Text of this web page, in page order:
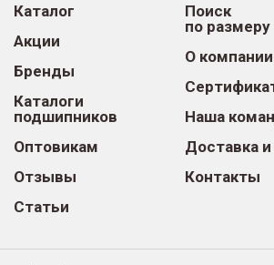
Каталог
Акции
Бренды
Каталоги
подшипников
Оптовикам
Отзывы
Статьи
Поиск
по размеру
О компании
Наша
Доставка и
Контакты